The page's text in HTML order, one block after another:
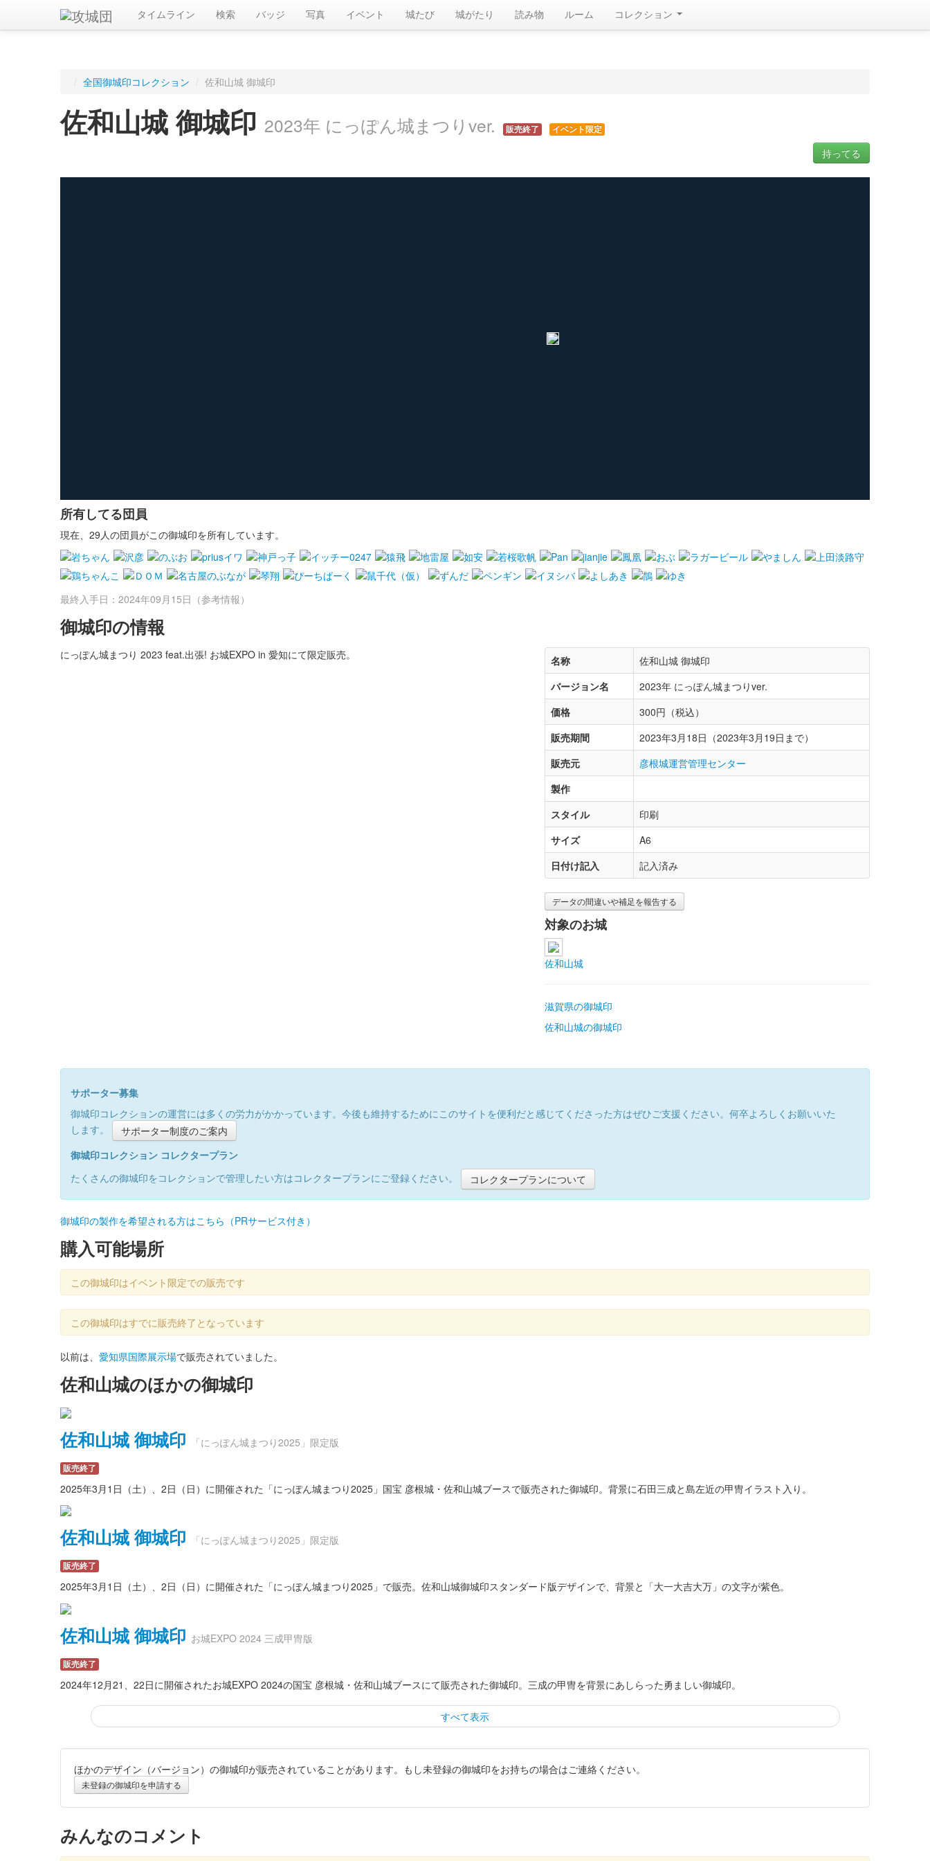
タイムライン 検索 バッジ 写真 イベント 城たび 城がたり 読み物 ルーム コレクション
/ 全国御城印コレクション / 佐和山城 御城印
佐和山城 御城印 2023年 にっぽん城まつりver. 販売終了 イベント限定
持ってる
所有してる団員
現在、29人の団員がこの御城印を所有しています。
最終入手日：2024年09月15日（参考情報）
御城印の情報
にっぽん城まつり 2023 feat.出張! お城EXPO in 愛知にて限定販売。 名称
佐和山城 御城印
バージョン名
2023年 にっぽん城まつりver.
価格
300円（税込）
販売期間
2023年3月18日（2023年3月19日まで）
販売元
彦根城運営管理センター
製作
スタイル
印刷
サイズ
A6
日付け記入
記入済み
データの間違いや補足を報告する
対象のお城
佐和山城
滋賀県の御城印
佐和山城の御城印
サポーター募集
御城印コレクションの運営には多くの労力がかかっています。今後も維持するためにこのサイトを便利だと感じてくださった方はぜひご支援ください。何卒よろしくお願いいた
します。
サポーター制度のご案内
御城印コレクション コレクタープラン
たくさんの御城印をコレクションで管理したい方はコレクタープランにご登録ください。
コレクタープランについて
御城印の製作を希望される方はこちら（PRサービス付き）
購入可能場所
この御城印はイベント限定での販売です
この御城印はすでに販売終了となっています
以前は、 愛知県国際展示場で販売されていました。
佐和山城のほかの御城印
佐和山城 御城印 「にっぽん城まつり2025」限定版
販売終了
2025年3月1日（土）、2日（日）に開催された「にっぽん城まつり2025」国宝 彦根城・佐和山城ブースで販売された御城印。背景に石田三成と島左近の甲冑イラスト入り。
佐和山城 御城印 「にっぽん城まつり2025」限定版
販売終了
2025年3月1日（土）、2日（日）に開催された「にっぽん城まつり2025」で販売。佐和山城御城印スタンダード版デザインで、背景と「大一大吉大万」の文字が紫色。
佐和山城 御城印 お城EXPO 2024 三成甲冑版
販売終了
2024年12月21、22日に開催されたお城EXPO 2024の国宝 彦根城・佐和山城ブースにて販売された御城印。三成の甲冑を背景にあしらった勇ましい御城印。
すべて表示
佐和山城 御城印 特別版
販売終了
ほかのデザイン（バージョン）の御城印が販売されていることがあります。もし未登録の御城印をお持ちの場合はご連絡ください。
未登録の御城印を申請する
みんなのコメント